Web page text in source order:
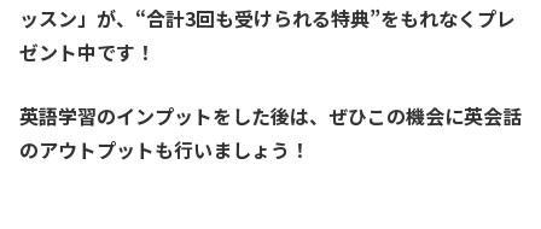
ッスン」が、 “合計3回も受けられる特典”をもれなくプレ
ゼント中です！
英語学習のインプットをした後は、ぜひこの機会に英会話
のアウトプットも行いましょう！